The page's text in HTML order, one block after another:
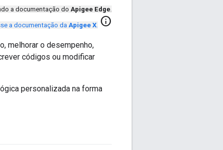
a documentação do Apigee Edge.
a documentação daApigee X. info
melhorar o desempenho,
códigos ou modificar
personalizada na forma